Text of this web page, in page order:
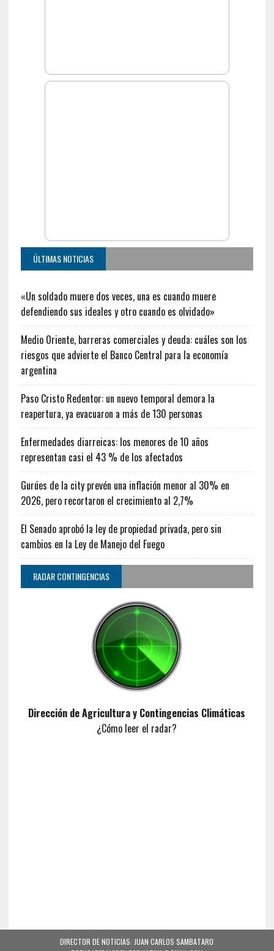
ÚLTIMAS NOTICIAS
«Un soldado muere dos veces, una es cuando muere
defendiendo sus ideales y otro cuando es olvidado»
Medio Oriente, barreras comerciales y deuda: cuáles son los
riesgos que advierte el Banco Central para la economía
argentina
Paso Cristo Redentor: un nuevo temporal demora la
reapertura, ya evacuaron a más de 130 personas
Enfermedades diarreicas: los menores de 10 años
representan casi el 43 % de los afectados
Gurúes de la city prevén una inflación menor al 30% en
2026, pero recortaron el crecimiento al 2,7%
El Senado aprobó la ley de propiedad privada, pero sin
cambios en la Ley de Manejo del Fuego
RADAR CONTINGENCIAS
Dirección de Agricultura y Contingencias Climáticas
¿Cómo leer el radar?
DIRECTOR DE NOTICIAS: JUAN CARLOS SAMBATARO